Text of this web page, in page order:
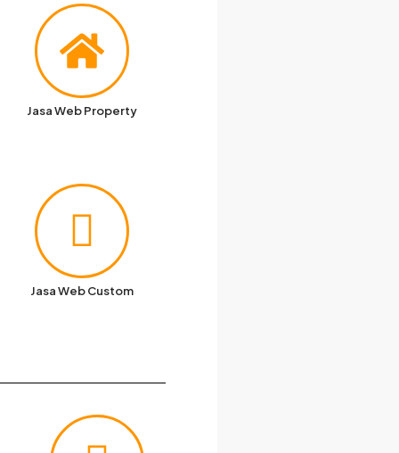
Jasa Web Property
Jasa Web Custom